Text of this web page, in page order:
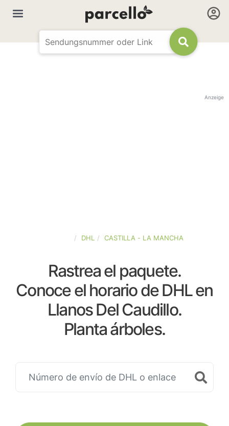
Anzeige
DHL CASTILLA - LA MANCHA
Rastrea el paquete.
Conoce el horario de DHL en
Llanos Del Caudillo.
Planta árboles.